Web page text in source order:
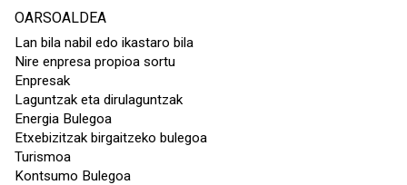
OARSOALDEA
Lan bila nabil edo ikastaro bila
Nire enpresa propioa sortu
Enpresak
Laguntzak eta dirulaguntzak
Energia Bulegoa
Etxebizitzak birgaitzeko bulegoa
Turismoa
Kontsumo Bulegoa